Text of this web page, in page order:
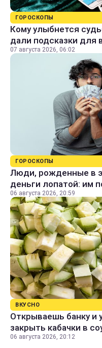
ГОРОСКОПЫ
Кому улыбнется
дали подсказки для
07 августа 2026, 06:02
ГОРОСКОПЫ
Люди, рожденные в
деньги лопатой: им
06 августа 2026, 20:59
ВКУСНО
Открываешь банку и
закрыть кабачки в
06 августа 2026, 20:12